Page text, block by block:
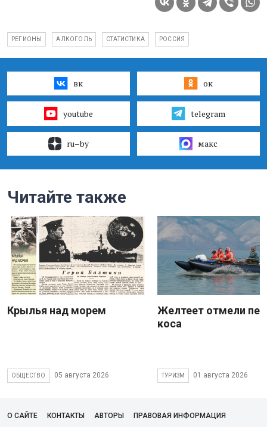
РЕГИОНЫ АЛКОГОЛЬ СТАТИСТИКА РОССИЯ
вк ок
youtube telegram
ru–by макс
Читайте также
Крылья над морем
ОБЩЕСТВО 05 августа 2026
Желтеет отмели
коса
ТУРИЗМ 01 августа 2026
О САЙТЕ КОНТАКТЫ АВТОРЫ ПРАВОВАЯ ИНФОРМАЦИЯ